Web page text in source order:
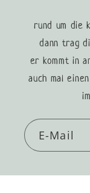
rund um die
dann trag
er kommt in
auch mal
E-Mail